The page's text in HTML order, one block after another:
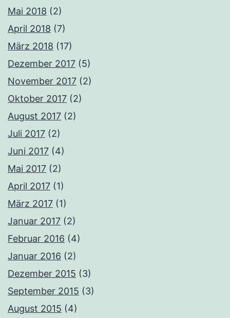
Mai 2018 (2)
April 2018 (7)
März 2018 (17)
Dezember 2017 (5)
November 2017 (2)
Oktober 2017 (2)
August 2017 (2)
Juli 2017 (2)
Juni 2017 (4)
Mai 2017 (2)
April 2017 (1)
März 2017 (1)
Januar 2017 (2)
Februar 2016 (4)
Januar 2016 (2)
Dezember 2015 (3)
September 2015 (3)
August 2015 (4)